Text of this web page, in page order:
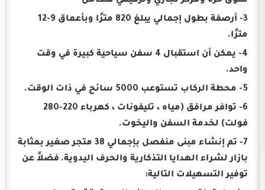
3- أرصفة بطول إجمالي يبلغ 820 مترًا وبأعماق 9-12
مترًا.
4- يمكن أن استقبال 4 سفن سياحية كبيرة في وقت
واحد.
5- محطة الركاب تستوعب 5000 سائح في ذات الوقت.
6- توافر مرافق (مياه ، تليفونات ، كهرباء 220-280
فولت) لخدمة السفن واليخوت.
7- تم إنشاء مبنى منفصل بإجمالي 38 متجر صغير بمثابة
بازار لشراء الهدايا التذكارية والحرف اليدوية. فضلاً عن
توفير التسهيلات التالية: